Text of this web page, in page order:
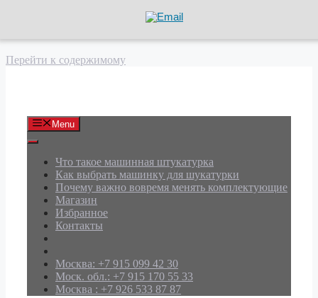
Перейти к содержимому
Menu
Что такое машинная штукатурка
Как выбрать машинку для шукатурки
Почему важно вовремя менять комплектующие
Магазин
Избранное
Контакты
Москва: +7 915 099 42 30
Моск. обл.: +7 915 170 55 33
Москва : +7 926 533 87 87